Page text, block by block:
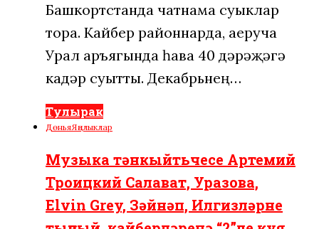
Башкортстанда чатнама суыклар
тора. Кайбер районнарда, аеруча
Урал аръягында һава 40 дәрәҗәгә
кадәр суытты. Декабрьнең…
Тулырак
ДөньяЯңалыклар
Музыка тәнкыйтьчесе Артемий
Троицкий Салават, Уразова,
Elvin Grey, Зәйнәп, Илгизләрне